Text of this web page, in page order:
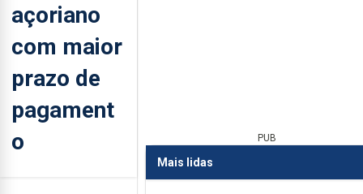
açoriano
com maior
prazo de
pagament
o
PUB
Mais lidas